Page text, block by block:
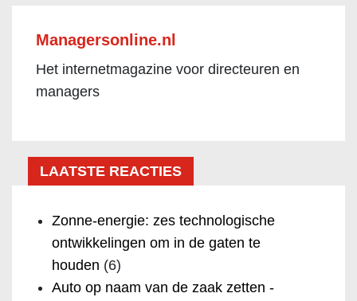
Managersonline.nl
Het internetmagazine voor directeuren en
managers
LAATSTE REACTIES
Zonne-energie: zes technologische
ontwikkelingen om in de gaten te
houden (6)
Auto op naam van de zaak zetten -